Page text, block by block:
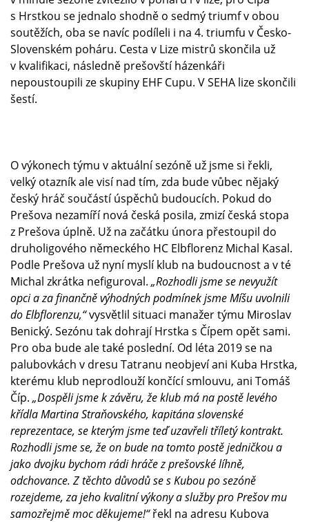
s Hrstkou se jednalo shodně o sedmý triumf v obou
soutěžích, oba se navíc podíleli i na 4. triumfu v Česko-
Slovenském poháru. Cesta v Lize mistrů skončila už
v kvalifikaci, následně prešovští házenkáři
nepoustoupili ze skupiny EHF Cupu. V SEHA lize skončili
šestí.
O výkonech týmu v aktuální sezóně už jsme si řekli,
velký otazník ale visí nad tím, zda bude vůbec nějaký
český hráč součástí úspěchů budoucích. Pokud do
Prešova nezamíří nová česká posila, zmizí česká stopa
z Prešova úplně. Už na začátku února přestoupil do
druholigového německého HC Elbflorenz Michal Kasal.
Podle Prešova už nyní myslí klub na budoucnost a v té
Michal zkrátka nefiguroval. „Rozhodli jsme se nevyužít
opci a za finančně výhodných podmínek jsme Míšu uvolnili
do Elbflorenzu,“vysvětlil situaci manažer týmu Miroslav
Benický. Sezónu tak dohrají Hrstka s Čípem opět sami.
Pro oba bude ale také poslední. Od léta 2019 se na
palubovkách v dresu Tatranu neobjeví ani Kuba Hrstka,
kterému klub neprodlouží končící smlouvu, ani Tomáš
Číp. „Dospěli jsme k závěru, že klub má na postě levého
křídla Martina Straňovského, kapitána slovenské
reprezentace, se kterým jsme teď uzavřeli tříletý kontrakt.
Rozhodli jsme se, že on bude na tomto postě jedničkou a
jako dvojku bychom rádi hráče z prešovské líhně,
odchovance. Z těchto důvodů se s Kubou po sezóně
rozejdeme, za jeho kvalitní výkony a služby pro Prešov mu
samozřejmě moc děkujeme!“řekl na adresu Kubova